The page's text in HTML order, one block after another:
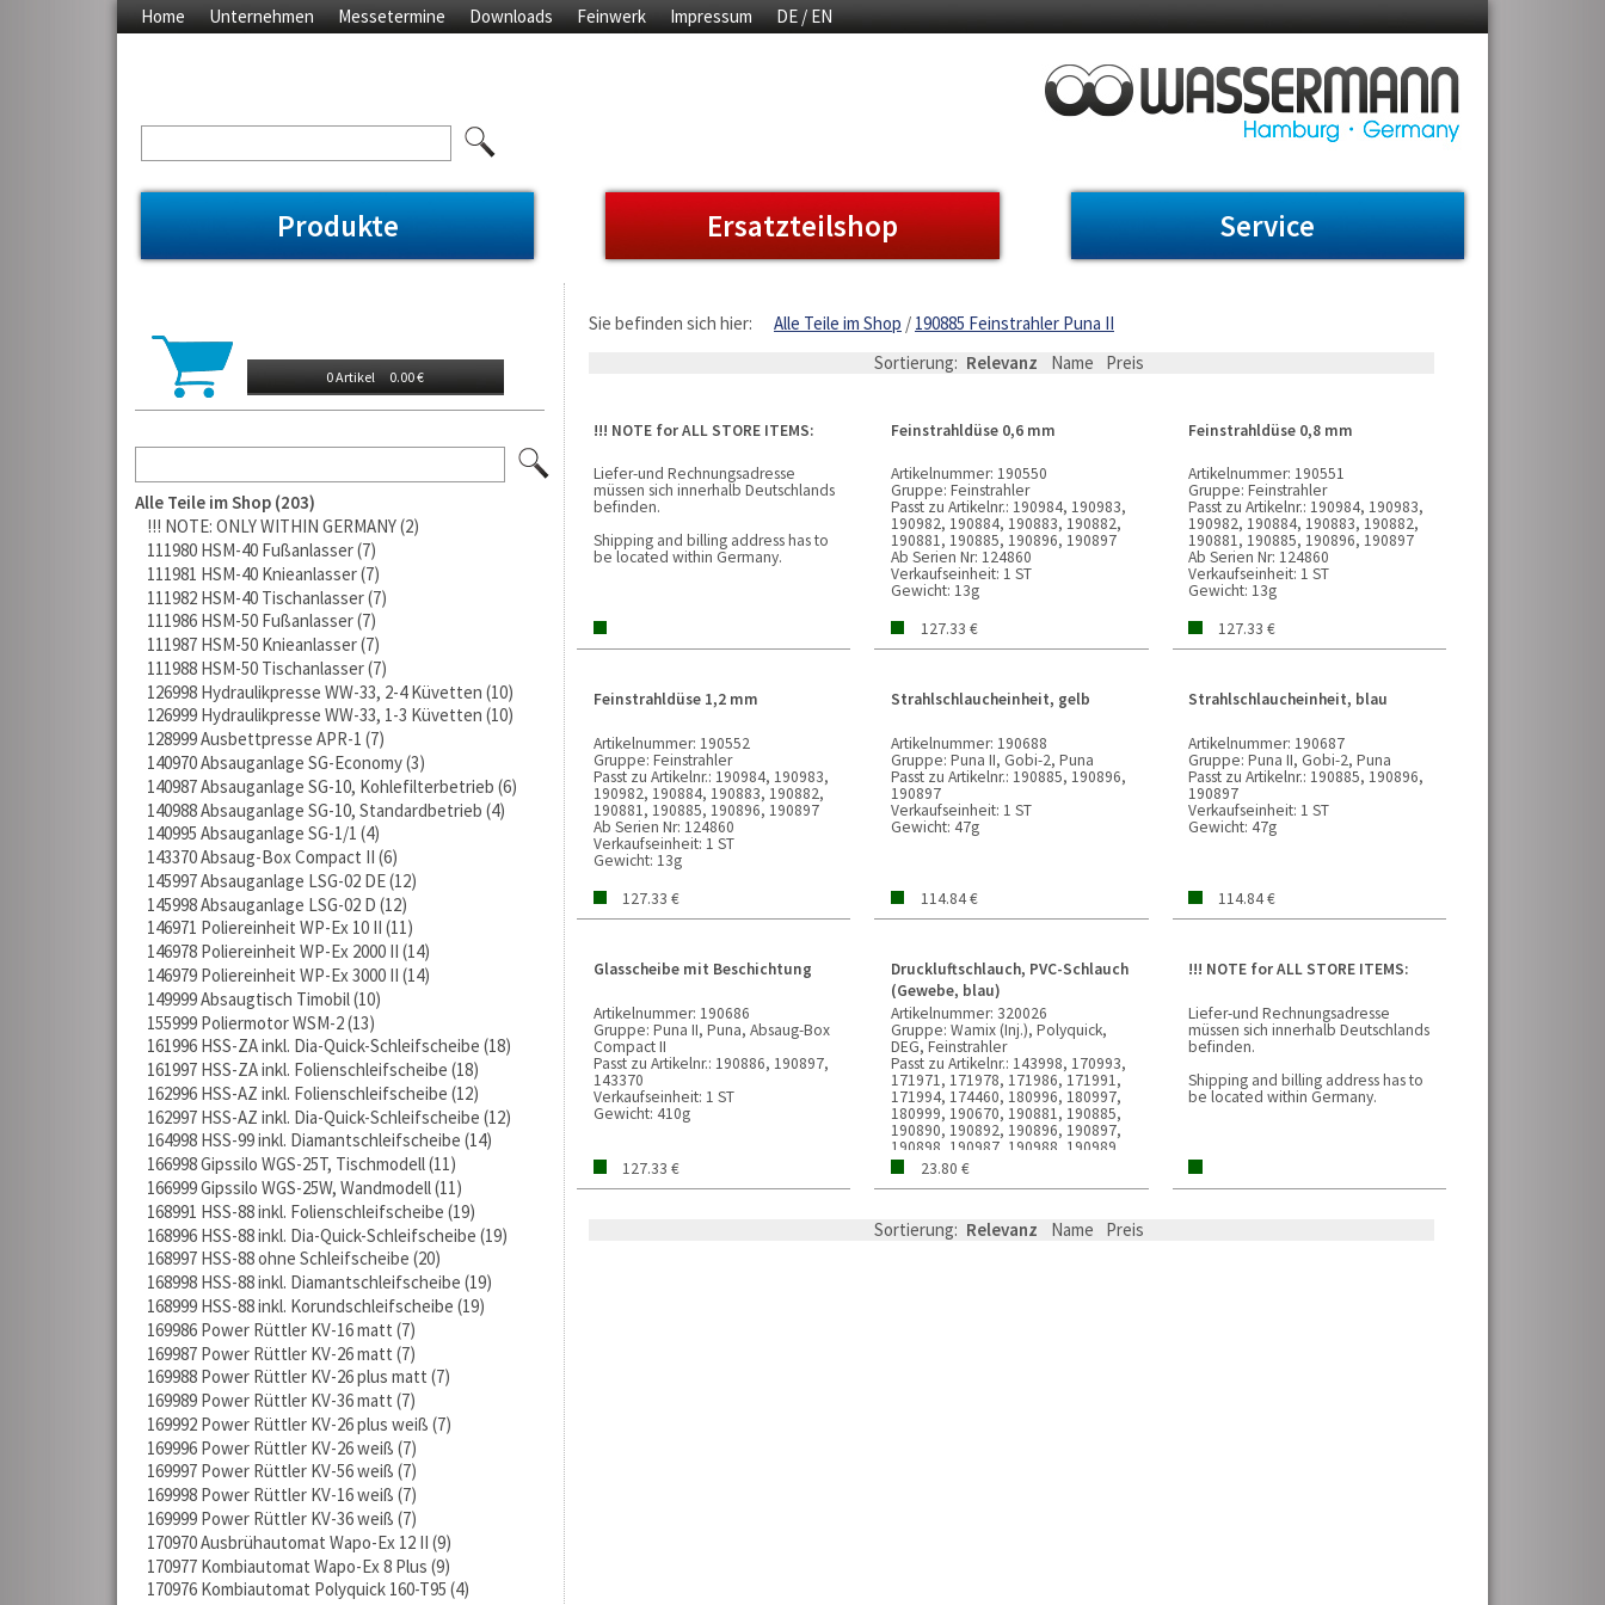
Home Unternehmen Messetermine Downloads Feinwerk Impressum DE / EN
Produkte Ersatzteilshop Service
0 Artikel 0.00 €
Alle Teile im Shop 203
!!! NOTE: ONLY WITHIN GERMANY 2
111980 HSM-40 Fußanlasser 7
111981 HSM-40 Knieanlasser 7
111982 HSM-40 Tischanlasser 7
111986 HSM-50 Fußanlasser 7
111987 HSM-50 Knieanlasser 7
111988 HSM-50 Tischanlasser 7
126998 Hydraulikpresse WW-33, 2-4 Küvetten 10
126999 Hydraulikpresse WW-33, 1-3 Küvetten 10
128999 Ausbettpresse APR-1 7
140970 Absauganlage SG-Economy 3
140987 Absauganlage SG-10, Kohlefilterbetrieb 6
140988 Absauganlage SG-10, Standardbetrieb 4
140995 Absauganlage SG-1/1 4
143370 Absaug-Box Compact II 6
145997 Absauganlage LSG-02 DE 12
145998 Absauganlage LSG-02 D 12
146971 Poliereinheit WP-Ex 10 II 11
146978 Poliereinheit WP-Ex 2000 II 14
146979 Poliereinheit WP-Ex 3000 II 14
149999 Absaugtisch Timobil 10
155999 Poliermotor WSM-2 13
161996 HSS-ZA inkl. Dia-Quick-Schleifscheibe 18
161997 HSS-ZA inkl. Folienschleifscheibe 18
162996 HSS-AZ inkl. Folienschleifscheibe 12
162997 HSS-AZ inkl. Dia-Quick-Schleifscheibe 12
164998 HSS-99 inkl. Diamantschleifscheibe 14
166998 Gipssilo WGS-25T, Tischmodell 11
166999 Gipssilo WGS-25W, Wandmodell 11
168991 HSS-88 inkl. Folienschleifscheibe 19
168996 HSS-88 inkl. Dia-Quick-Schleifscheibe 19
168997 HSS-88 ohne Schleifscheibe 20
168998 HSS-88 inkl. Diamantschleifscheibe 19
168999 HSS-88 inkl. Korundschleifscheibe 19
169986 Power Rüttler KV-16 matt 7
169987 Power Rüttler KV-26 matt 7
169988 Power Rüttler KV-26 plus matt 7
169989 Power Rüttler KV-36 matt 7
169992 Power Rüttler KV-26 plus weiß 7
169996 Power Rüttler KV-26 weiß 7
169997 Power Rüttler KV-56 weiß 7
169998 Power Rüttler KV-16 weiß 7
169999 Power Rüttler KV-36 weiß 7
170970 Ausbrühautomat Wapo-Ex 12 II 9
170977 Kombiautomat Wapo-Ex 8 Plus 9
170976 Kombiautomat Polyquick 160-T95 4
Sie befinden sich hier: Alle Teile im Shop
190885 Feinstrahler Puna II
Sortierung: Relevanz Name Preis
!!! NOTE for ALL STORE ITEMS:
Liefer-und Rechnungsadresse
müssen sich innerhalb Deutschlands
befinden.
Shipping and billing address has to
be located within Germany.
Feinstrahldüse 0,6 mm
Artikelnummer: 190550
Gruppe: Feinstrahler
Passt zu Artikelnr.: 190984, 190983,
190982, 190884, 190883, 190882,
190881, 190885, 190896, 190897
Ab Serien Nr: 124860
Verkaufseinheit: 1 ST
Gewicht: 13g
127.33 €
Feinstrahldüse 0,8 mm
Artikelnummer: 190551
Gruppe: Feinstrahler
Passt zu Artikelnr.: 190984, 190983,
190982, 190884, 190883, 190882,
190881, 190885, 190896, 190897
Ab Serien Nr: 124860
Verkaufseinheit: 1 ST
Gewicht: 13g
127.33 €
Feinstrahldüse 1,2 mm
Artikelnummer: 190552
Gruppe: Feinstrahler
Passt zu Artikelnr.: 190984, 190983,
190982, 190884, 190883, 190882,
190881, 190885, 190896, 190897
Ab Serien Nr: 124860
Verkaufseinheit: 1 ST
Gewicht: 13g
127.33 €
Strahlschlaucheinheit, gelb
Artikelnummer: 190688
Gruppe: Puna II, Gobi-2, Puna
Passt zu Artikelnr.: 190885, 190896,
190897
Verkaufseinheit: 1 ST
Gewicht: 47g
114.84 €
Strahlschlaucheinheit, blau
Artikelnummer: 190687
Gruppe: Puna II, Gobi-2, Puna
Passt zu Artikelnr.: 190885, 190896,
190897
Verkaufseinheit: 1 ST
Gewicht: 47g
114.84 €
Glasscheibe mit Beschichtung
Artikelnummer: 190686
Gruppe: Puna II, Puna, Absaug-Box
Compact II
Passt zu Artikelnr.: 190886, 190897,
143370
Verkaufseinheit: 1 ST
Gewicht: 410g
127.33 €
Druckluftschlauch, PVC-Schlauch
(Gewebe, blau)
Artikelnummer: 320026
Gruppe: Wamix (Inj.), Polyquick,
DEG, Feinstrahler
Passt zu Artikelnr.: 143998, 170993,
171971, 171978, 171986, 171991,
171994, 174460, 180996, 180997,
180999, 190670, 190881, 190885,
190890, 190892, 190896, 190897,
190898, 190987, 190988, 190989,
190990, 190992, 190993, 833009,
833999, 170999, 170976, 170978,
190802, 190882, 190883, 190884
23.80 €
!!! NOTE for ALL STORE ITEMS:
Liefer-und Rechnungsadresse
müssen sich innerhalb Deutschlands
befinden.
Shipping and billing address has to
be located within Germany.
Sortierung: Relevanz Name Preis